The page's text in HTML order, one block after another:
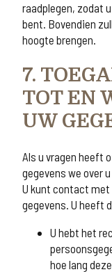
raadplegen, zodat
bent. Bovendien
hoogte brengen.
7.
TOT EN
UW
Als u vragen heeft
gegevens we over
U kunt contact met
gegevens. U heeft
U hebt het
hoe lang